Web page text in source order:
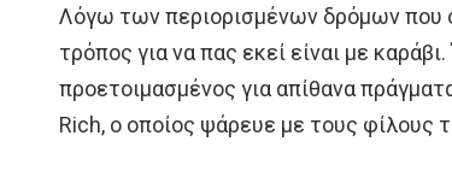
Λόγω των περιορισμένων δρόμων που
τρόπος για να πας εκεί είναι με
προετοιμασμένος για απίθανα
Rich, ο οποίος ψάρευε με τους φίλους